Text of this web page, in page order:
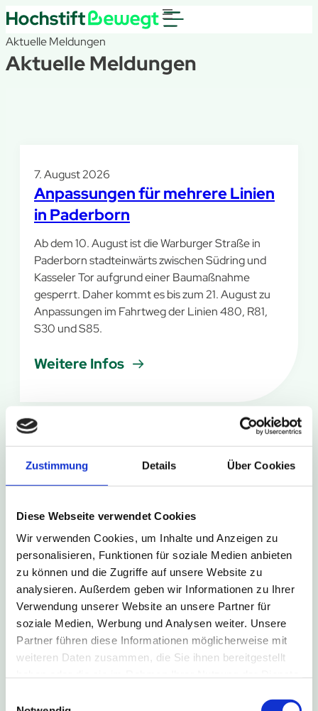
Zustimmung Details Über Cookies
Diese Webseite verwendet Cookies
Wir verwenden Cookies, um Inhalte und Anzeigen zu
personalisieren, Funktionen für soziale Medien anbieten
zu können und die Zugriffe auf unsere Website zu
analysieren. Außerdem geben wir Informationen zu Ihrer
Verwendung unserer Website an unsere Partner für
soziale Medien, Werbung und Analysen weiter. Unsere
Partner führen diese Informationen möglicherweise mit
weiteren Daten zusammen, die Sie ihnen bereitgestellt
Aktuelle Meldungen
Aktuelle Meldungen
7. August 2026
Anpassungen für mehrere Linien
in Paderborn
Ab dem 10. August ist die Warburger Straße in
Paderborn stadteinwärts zwischen Südring und
Kasseler Tor aufgrund einer Baumaßnahme
gesperrt. Daher kommt es bis zum 21. August zu
Anpassungen im Fahrtweg der Linien 480, R81,
S30 und S85.
Weitere Infos
Kurze Umleitung in Bad Driburg-
Im Rahmen des Schützenfestes in Bad Driburg-
Neuenheerse kommt es am Wochenende zu
kurzzeitigen Sperrungen der Haltestellen
Neuenheerse Siedlung und Neuenheerse Kiche.
Weitere Infos